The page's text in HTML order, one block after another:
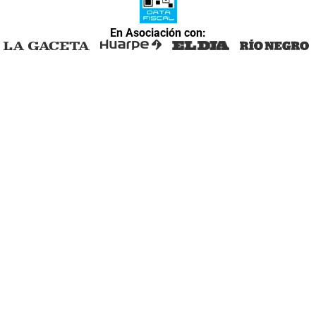
En Asociación con: